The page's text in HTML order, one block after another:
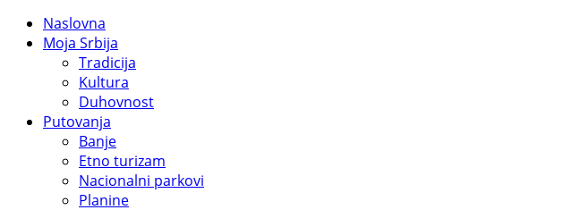
Naslovna
Moja Srbija
Tradicija
Kultura
Duhovnost
Putovanja
Banje
Etno turizam
Nacionalni parkovi
Planine